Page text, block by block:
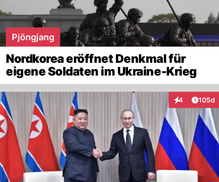
Pjöngjang
Nordkorea eröffnet Denkmal für
eigene Soldaten im Ukraine-Krieg
4
Interaktionen
105d